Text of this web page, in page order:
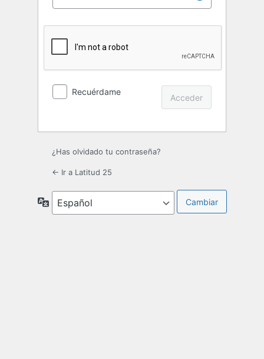
Recuérdame
¿Has olvidado tu contraseña?
← Ir a Latitud 25
Idioma